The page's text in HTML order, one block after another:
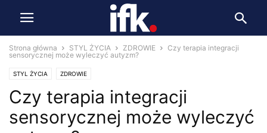
Strona główna STYL ŻYCIA ZDROWIE
Czy terapia integracji
sensorycznej może wyleczyć autyzm?
STYL ŻYCIA ZDROWIE
Czy terapia integracji
sensorycznej może wyleczyć